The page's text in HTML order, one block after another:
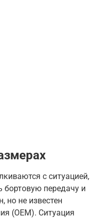
с ситуацией,
бортовую передачу и
но не известен
(OEM). Ситуация